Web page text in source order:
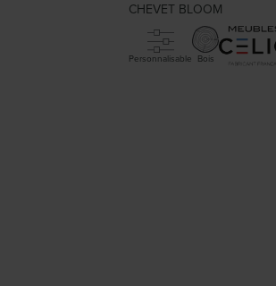
CHEVET BLOOM
Personnalisable Bois